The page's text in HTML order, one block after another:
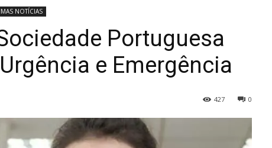
NOTÍCIAS
Portuguesa
e Emergência
0
427